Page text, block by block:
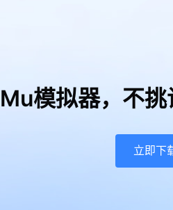
模拟器， 不
立即下